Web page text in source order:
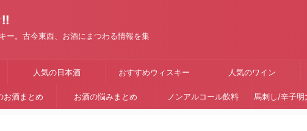
ー。古今東西、お酒にまつわる情報を集
人気の日本酒 おすすめウィスキー 人気のワイン
お酒まとめ お酒の悩みまとめ ノンアルコール飲料 馬刺し/辛子